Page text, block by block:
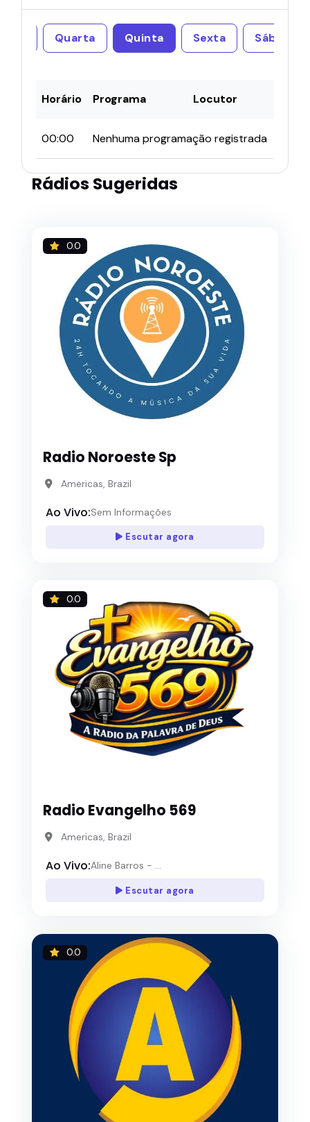
Quarta Quinta Sexta Sábado
Horário Programa Locutor
00:00 Nenhuma programação registrada
Rádios Sugeridas
0.0
Radio Noroeste Sp
Americas, Brazil
Ao Vivo:Sem Informações
Escutar agora
0.0
Radio Evangelho 569
Americas, Brazil
Ao Vivo:Aline Barros - ...
Escutar agora
0.0